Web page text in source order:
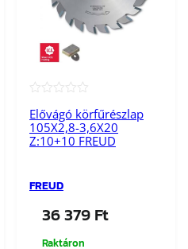
Elővágó körfűrészlap
105X2,8-3,6X20
Z:10+10 FREUD
FREUD
36 379Ft
Raktáron